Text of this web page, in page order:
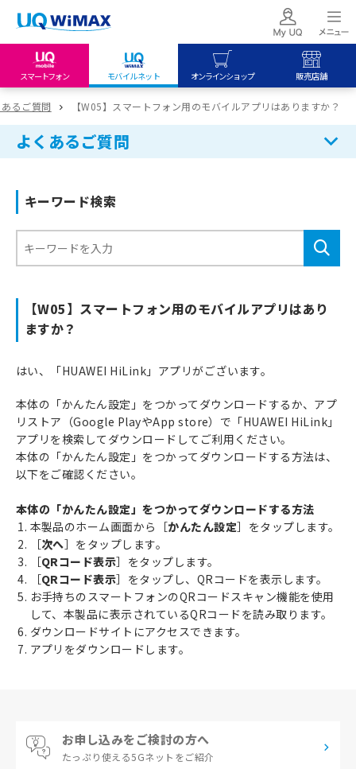
スマートフォン モバイルネット オンラインショップ 販売店舗
my UQ WiMAX
UQ WiMAX ご契約の方
My UQ mobile
UQ mobile
UQ mobile
オンラインショップ
UQ WiMAX
UQ mobile
販売店舗
UQ WiMAX
るご質問 【W05】スマートフォン用のモバイルアプリはありますか？
よくあるご質問
キーワード検索
【W05】スマートフォン用のモバイルアプリはあり
ますか？
はい、「HUAWEI HiLink」アプリがございます。
本体の「かんたん設定」をつかってダウンロードするか、アプ
リストア（Google PlayやApp store）で「HUAWEI HiLink」
アプリを検索してダウンロードしてご利用ください。
本体の「かんたん設定」をつかってダウンロードする方法は、
以下をご確認ください。
本体の「かんたん設定」をつかってダウンロードする方法
本製品のホーム画面から［かんたん設定］をタップします。
［次へ］をタップします。
［QRコード表示］をタップします。
［QRコード表示］をタップし、QRコードを表示します。
お手持ちのスマートフォンのQRコードスキャン機能を使用
して、本製品に表示されているQRコードを読み取ります。
ダウンロードサイトにアクセスできます。
アプリをダウンロードします。
お申し込みをご検討の方へ
たっぷり使える5Gネットをご紹介